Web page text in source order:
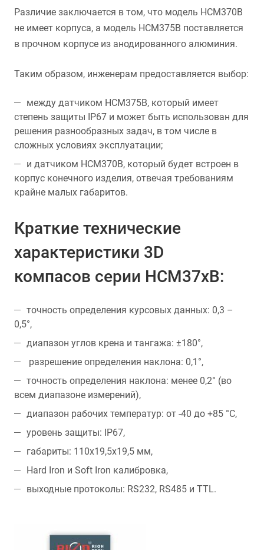
Различие заключается в том, что модель HCM370B
не имеет корпуса, а модель HCM375B поставляется
в прочном корпусе из анодированного алюминия.
Таким образом, инженерам предоставляется выбор:
между датчиком HCM375B, который имеет
степень защиты IP67 и может быть использован для
решения разнообразных задач, в том числе в
сложных условиях эксплуатации;
и датчиком HCM370B, который будет встроен в
корпус конечного изделия, отвечая требованиям
крайне малых габаритов.
Краткие технические
характеристики 3D
компасов серии HCM37хB:
точность определения курсовых данных: 0,3 –
0,5°,
диапазон углов крена и тангажа: ±180°,
разрешение определения наклона: 0,1°,
точность определения наклона: менее 0,2° (во
всем диапазоне измерений),
диапазон рабочих температур: от -40 до +85 °C,
уровень защиты: IP67,
габариты: 110х19,5х19,5 мм,
Hard Iron и Soft Iron калибровка,
выходные протоколы: RS232, RS485 и TTL.